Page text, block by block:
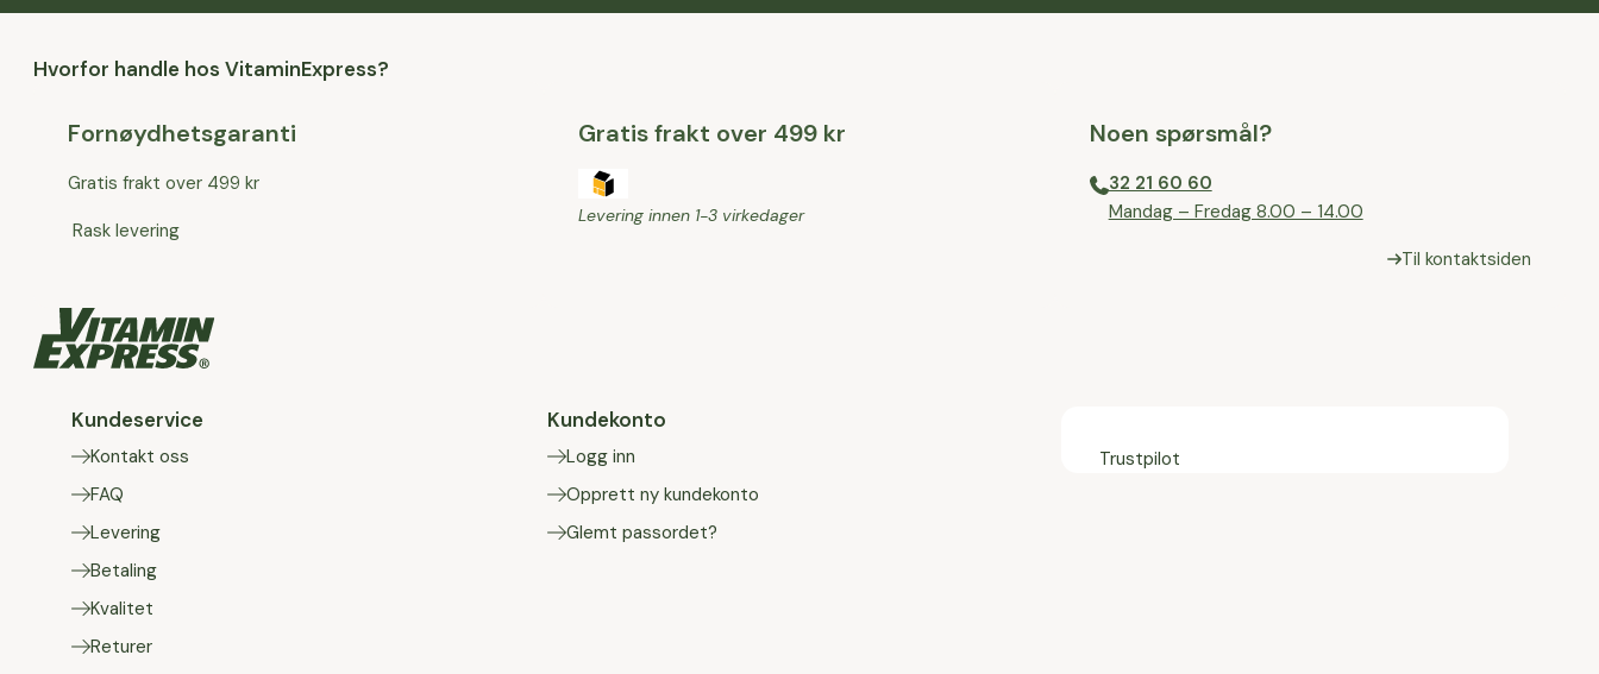
Hvorfor handle hos VitaminExpress?
Fornøydhetsgaranti
Gratis frakt over 499 kr
Rask levering
Gratis frakt over 499 kr
Levering innen 1-3 virkedager
Noen spørsmål?
32 21 60 60
⁠Mandag – Fredag 8.00 – 14.00
Til kontaktsiden
Kundeservice
Kontakt oss
FAQ
Levering
Betaling
Kvalitet
Returer
Kundekonto
Logg inn
Opprett ny kundekonto
Glemt passordet?
Trustpilot